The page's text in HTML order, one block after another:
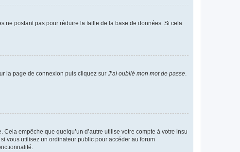
ne postant pas pour réduire la taille de la base de données. Si cela
la page de connexion puis cliquez sur J’ai oublié mon mot de passe
empêche que quelqu’un d’autre utilise votre compte à votre insu
vous utilisez un ordinateur public pour accéder au forum